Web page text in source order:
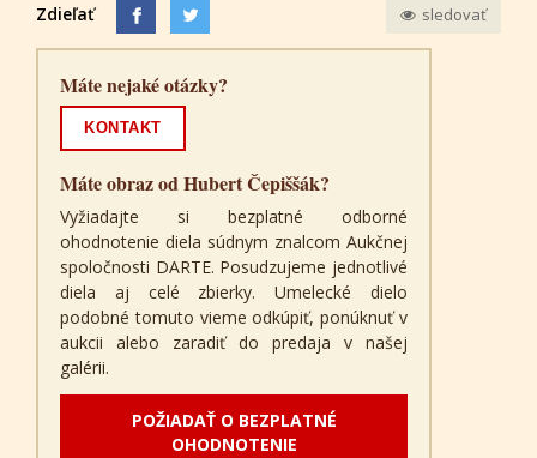
Zdieľať sledovať
Máte nejaké otázky?
KONTAKT
Máte obraz od Hubert Čepiššák?
Vyžiadajte si bezplatné odborné
ohodnotenie diela súdnym znalcom Aukčnej
spoločnosti DARTE. Posudzujeme jednotlivé
diela aj celé zbierky. Umelecké dielo
podobné tomuto vieme odkúpiť, ponúknuť v
aukcii alebo zaradiť do predaja v našej
galérii.
POŽIADAŤ O BEZPLATNÉ
OHODNOTENIE